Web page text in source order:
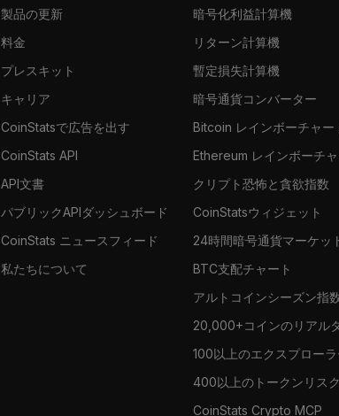
製品の更新
料金
プレスキット
キャリア
CoinStatsで広告を出す
CoinStats API
API文書
パブリックAPIダッシュボード
CoinStats ニュースフィード
私たちについて
暗号化利益計算機
リターン計算機
暫定損失計算機
暗号通貨コンバーター
Bitcoin レインボーチャー
Ethereum レインボーチャ
クリプト恐怖と貪欲指数
CoinStatsウィジェット
24時間暗号通貨マーケッ
BTC支配チャート
アルトコインシーズン指
20,000+コインのリアル
100以上のエクスプローラ
400以上のトークンリス
CoinStats Crypto MCP